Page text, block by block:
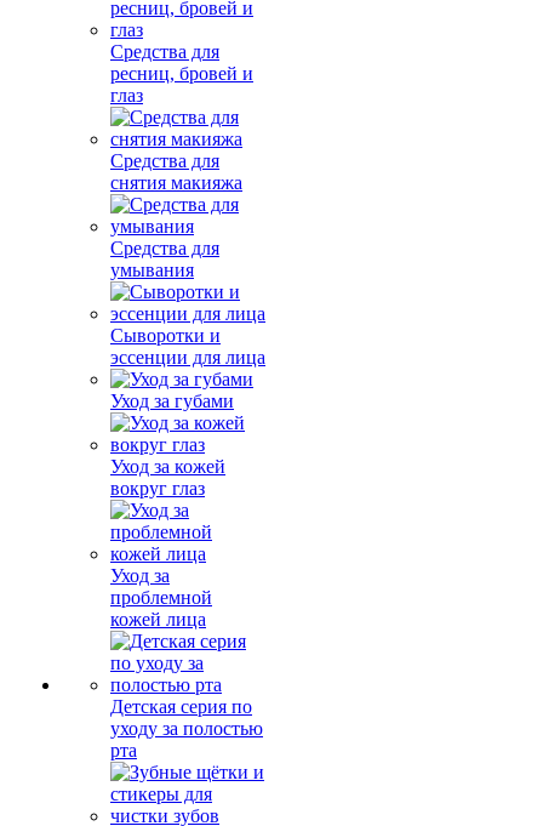
Средства для
ресниц, бровей и
глаз
Средства для
снятия макияжа
Средства для
умывания
Сыворотки и
эссенции для лица
Уход за губами
Уход за кожей
вокруг глаз
Уход за
проблемной
кожей лица
Детская серия по
уходу за полостью
рта